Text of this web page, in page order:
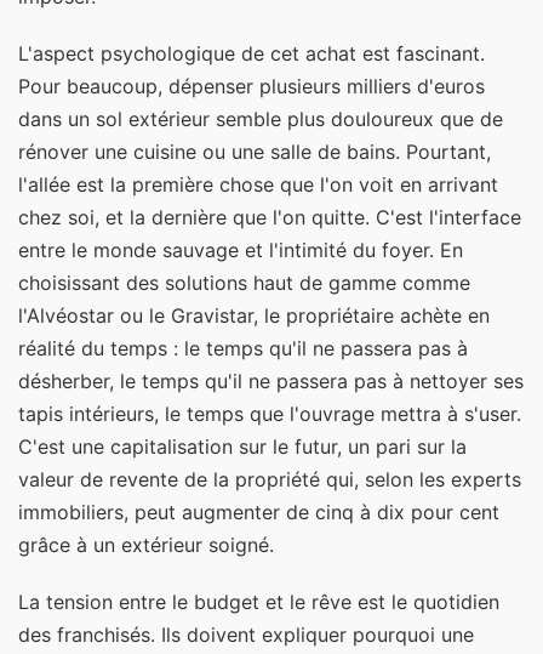
L'aspect psychologique de cet achat est fascinant.
Pour beaucoup, dépenser plusieurs milliers d'euros
dans un sol extérieur semble plus douloureux que de
rénover une cuisine ou une salle de bains. Pourtant,
l'allée est la première chose que l'on voit en arrivant
chez soi, et la dernière que l'on quitte. C'est l'interface
entre le monde sauvage et l'intimité du foyer. En
choisissant des solutions haut de gamme comme
l'Alvéostar ou le Gravistar, le propriétaire achète en
réalité du temps : le temps qu'il ne passera pas à
désherber, le temps qu'il ne passera pas à nettoyer ses
tapis intérieurs, le temps que l'ouvrage mettra à s'user.
C'est une capitalisation sur le futur, un pari sur la
valeur de revente de la propriété qui, selon les experts
immobiliers, peut augmenter de cinq à dix pour cent
grâce à un extérieur soigné.
La tension entre le budget et le rêve est le quotidien
des franchisés. Ils doivent expliquer pourquoi une